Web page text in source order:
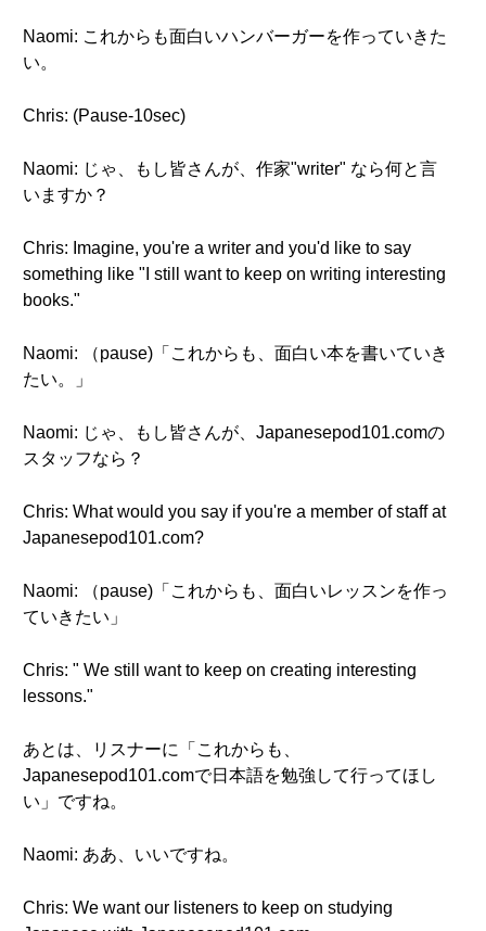
Naomi: これからも面白いハンバーガーを作っていきた
い。
Chris: (Pause-10sec)
Naomi: じゃ、もし皆さんが、作家"writer" なら何と言
いますか？
Chris: Imagine, you're a writer and you'd like to say
something like "I still want to keep on writing interesting
books."
Naomi: （pause)「これからも、面白い本を書いていき
たい。」
Naomi: じゃ、もし皆さんが、Japanesepod101.comの
スタッフなら？
Chris: What would you say if you're a member of staff at
Japanesepod101.com?
Naomi: （pause)「これからも、面白いレッスンを作っ
ていきたい」
Chris: " We still want to keep on creating interesting
lessons."
あとは、リスナーに「これからも、
Japanesepod101.comで日本語を勉強して行ってほし
い」ですね。
Naomi: ああ、いいですね。
Chris: We want our listeners to keep on studying